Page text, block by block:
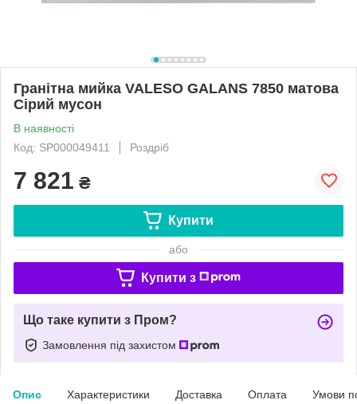
Гранітна мийка VALESO GALANS 7850 матова
Сірий мусон
В наявності
Код: SP000049411
Роздріб
7 821 ₴
Купити
або
Купити з
Що таке купити з Пром?
Замовлення під захистом
Опис Характеристики Доставка Оплата Умови